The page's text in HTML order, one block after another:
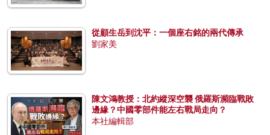
從顧生岳到沈平：一個座右銘的兩代傳承
劉家美
陳文鴻教授：北約縱深空襲 俄羅斯瀕臨戰敗
邊緣？中國零部件能左右戰局走向？
本社編輯部